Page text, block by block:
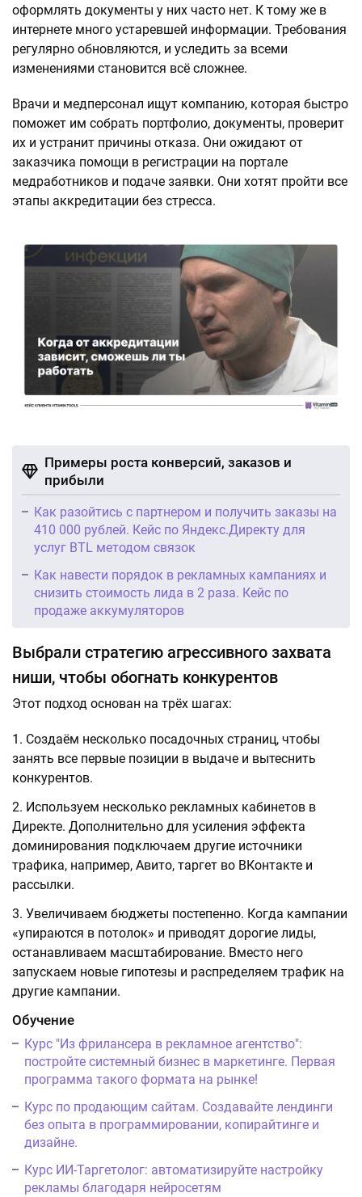
оформлять документы у них часто нет. К тому же в
интернете много устаревшей информации. Требования
регулярно обновляются, и уследить за всеми
изменениями становится всё сложнее.
Врачи и медперсонал ищут компанию, которая быстро
поможет им собрать портфолио, документы, проверит
их и устранит причины отказа. Они ожидают от
заказчика помощи в регистрации на портале
медработников и подаче заявки. Они хотят пройти все
этапы аккредитации без стресса.
Примеры роста конверсий, заказов и
прибыли
Как разойтись с партнером и получить заказы на
410 000 рублей. Кейс по Яндекс.Директу для
услуг BTL методом связок
Как навести порядок в рекламных кампаниях и
снизить стоимость лида в 2 раза. Кейс по
продаже аккумуляторов
Выбрали стратегию агрессивного захвата
ниши, чтобы обогнать конкурентов
Этот подход основан на трёх шагах:
Создаём несколько посадочных страниц, чтобы
занять все первые позиции в выдаче и вытеснить
конкурентов.
Используем несколько рекламных кабинетов в
Директе. Дополнительно для усиления эффекта
доминирования подключаем другие источники
трафика, например, Авито, таргет во ВКонтакте и
рассылки.
Увеличиваем бюджеты постепенно. Когда кампании
«упираются в потолок» и приводят дорогие лиды,
останавливаем масштабирование. Вместо него
запускаем новые гипотезы и распределяем трафик на
другие кампании.
Обучение
Курс "Из фрилансера в рекламное агентство":
постройте системный бизнес в маркетинге. Первая
программа такого формата на рынке!
Курс по продающим сайтам. Создавайте лендинги
без опыта в программировании, копирайтинге и
дизайне.
Курс ИИ-Таргетолог: автоматизируйте настройку
рекламы благодаря нейросетям